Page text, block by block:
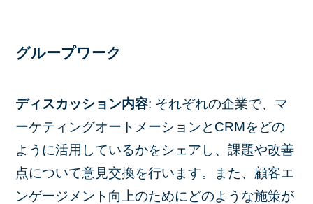
グループワーク
ディスカッション内容: それぞれの企業で、マ
ーケティングオートメーションとCRMをどの
ように活用しているかをシェアし、課題や改善
点について意見交換を行います。また、顧客エ
ンゲージメント向上のためにどのような施策が